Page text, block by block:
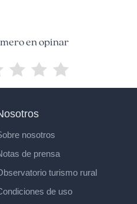
en opinar
nosotros
de prensa
turismo rural
de uso